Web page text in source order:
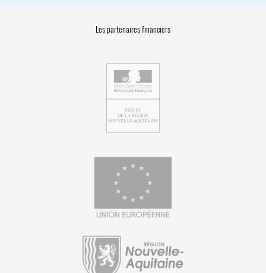
Les partenaires financiers